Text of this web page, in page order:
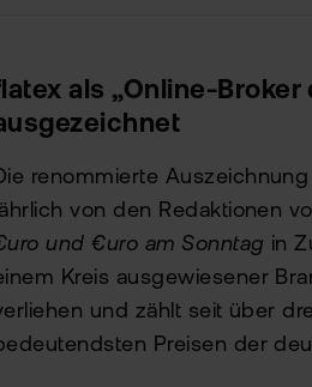
als „Online-Broker
renommierte Auszeichnung
von den Redaktionen
und €uro am Sonntag in
Kreis ausgewiesener
und zählt seit über
Preisen der